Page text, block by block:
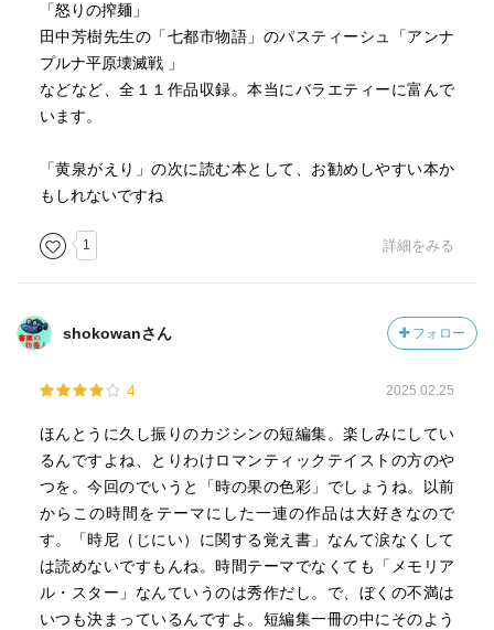
「怒りの搾麺」
田中芳樹先生の「七都市物語」のパスティーシュ「アンナ
プルナ平原壊滅戦 」
などなど、全１１作品収録。本当にバラエティーに富んで
います。
「黄泉がえり」の次に読む本として、お勧めしやすい本か
もしれないですね
1 詳細をみる
shokowanさん フォロー
4 2025.02.25
ほんとうに久し振りのカジシンの短編集。楽しみにしてい
るんですよね、とりわけロマンティックテイストの方のや
つを。今回のでいうと「時の果の色彩」でしょうね。以前
からこの時間をテーマにした一連の作品は大好きなので
す。「時尼（じにい）に関する覚え書」なんて涙なくして
は読めないですもんね。時間テーマでなくても「メモリア
ル・スター」なんていうのは秀作だし。で、ぼくの不満は
いつも決まっているんですよ。短編集一冊の中にそのよう